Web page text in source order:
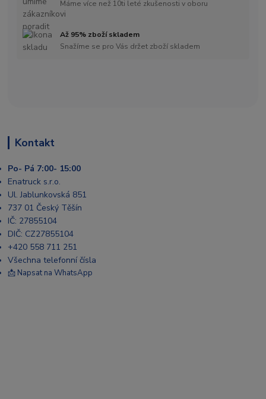
Máme více než 10ti leté zkušenosti v oboru
Až 95% zboží skladem
Snažíme se pro Vás držet zboží skladem
Kontakt
Po- Pá 7:00- 15:00
Enatruck s.r.o.
Ul. Jablunkovská 851
737 01 Český Těšín
IČ: 27855104
DIČ: CZ27855104
+420 558 711 251
Všechna telefonní čísla
📩 Napsat na WhatsApp